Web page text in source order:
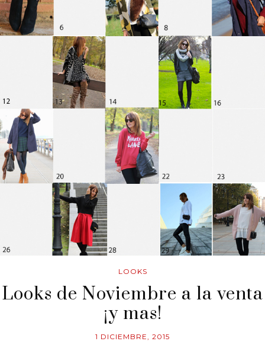
LOOKS
Looks de Noviembre a la venta
¡y mas!
1 DICIEMBRE, 2015